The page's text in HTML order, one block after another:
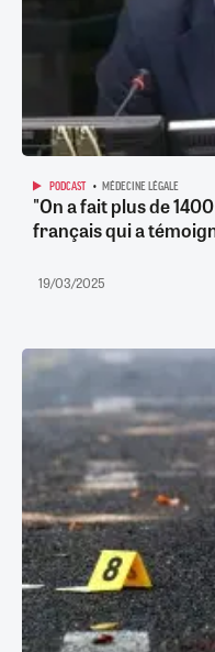
PODCAST MÉDECINE LÉGALE
"On a fait plus de
français qui a
19/03/2025